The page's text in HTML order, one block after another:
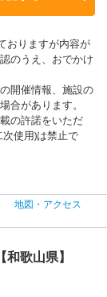
おりますが内容が
のうえ、おでかけ
開催情報、施設の
合があります。
の許諾をいただ
使用)は禁止で
地図・アクセス
歌山県】